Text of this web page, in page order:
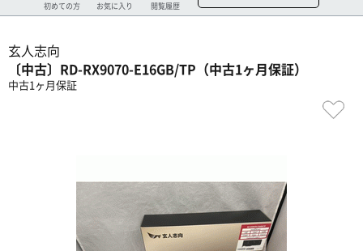
初めての方 お気に入り 閲覧履歴
玄人志向
〔中古〕RD-RX9070-E16GB/TP（中古1ヶ月保証）
中古1ヶ月保証